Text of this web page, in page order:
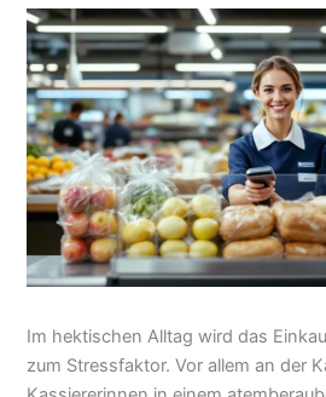
Im hektischen Alltag wird das
zum Stressfaktor. Vor allem an der